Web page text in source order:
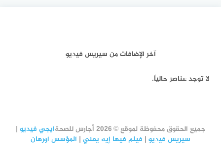
آخر الإضافات من سيريس فيديو
لا توجد عناصر حالياً.
جميع الحقوق محفوظة لموقع © 2026 أجارس للصحة ايجي فيديو |
سيريس فيديو | فيلم فيها إيه يعني | المؤسس اورهان